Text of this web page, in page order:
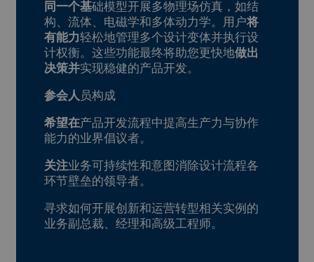
同一个基础模型开展多物理场仿真，如结
构、流体、电磁学和多体动力学。用户将
有能力轻松地管理多个设计变体并执行设
计权衡。这些功能最终将助您更快地做出
决策并实现稳健的产品开发。
参会人 员构成
希望在产品开发流程中提高生产力与协作
能力的业界倡议者。
关注业务可持续性和意图消除设计流程各
环节壁垒的领导者。
寻求如何开展创新和运营转型相关实例的
业务副总裁、经理和高级工程师。